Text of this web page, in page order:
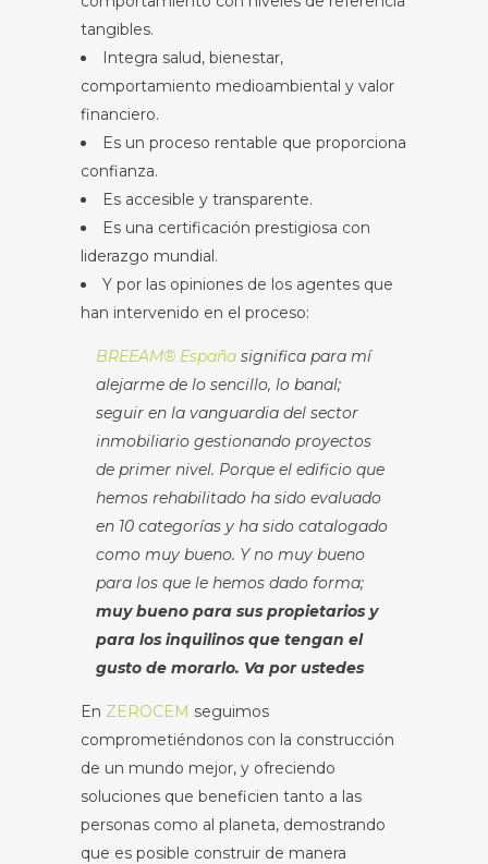
tangibles.
Integra salud, bienestar,
comportamiento medioambiental y valor
financiero.
Es un proceso rentable que proporciona
confianza.
Es accesible y transparente.
Es una certificación prestigiosa con
liderazgo mundial.
Y por las opiniones de los agentes que
han intervenido en el proceso:
BREEAM® España significa para mí
alejarme de lo sencillo, lo banal;
seguir en la vanguardia del sector
inmobiliario gestionando proyectos
de primer nivel. Porque el edificio que
hemos rehabilitado ha sido evaluado
en 10 categorías y ha sido catalogado
como muy bueno. Y no muy bueno
para los que le hemos dado forma;
muy bueno para sus propietarios y
para los inquilinos que tengan el
gusto de morarlo. Va por ustedes
En ZEROCEM seguimos
comprometiéndonos con la construcción
de un mundo mejor, y ofreciendo
soluciones que beneficien tanto a las
personas como al planeta, demostrando
que es posible construir de manera